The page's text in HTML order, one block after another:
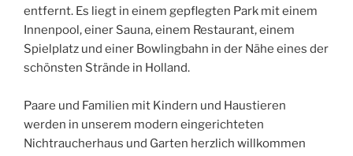
entfernt. Es liegt in einem gepflegten Park mit einem
Innenpool, einer Sauna, einem Restaurant, einem
Spielplatz und einer Bowlingbahn in der Nähe eines der
schönsten Strände in Holland.
Paare und Familien mit Kindern und Haustieren
werden in unserem modern eingerichteten
Nichtraucherhaus und Garten herzlich willkommen